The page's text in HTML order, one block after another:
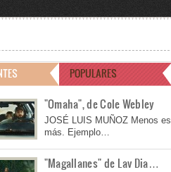
POPULARES
"Omaha", de Cole Webley
JOSÉ LUIS MUÑOZ Menos es
más. Ejemplo…
"Magallanes" de Lav Dia…